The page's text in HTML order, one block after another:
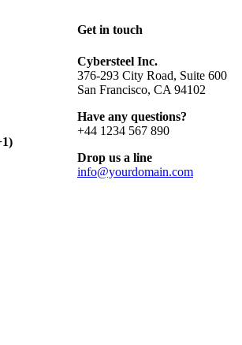
Get in touch
Cybersteel Inc.
376-293 City Road, Suite 600
San Francisco, CA 94102
Have any questions?
+44 1234 567 890
Drop us a line
info@yourdomain.com